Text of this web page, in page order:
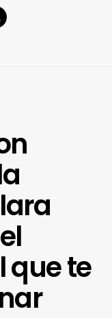
que te